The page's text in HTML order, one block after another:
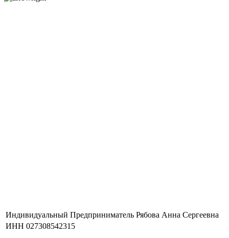
Индивидуальный Предприниматель Рябова Анна Сергеевна
ИНН 027308542315